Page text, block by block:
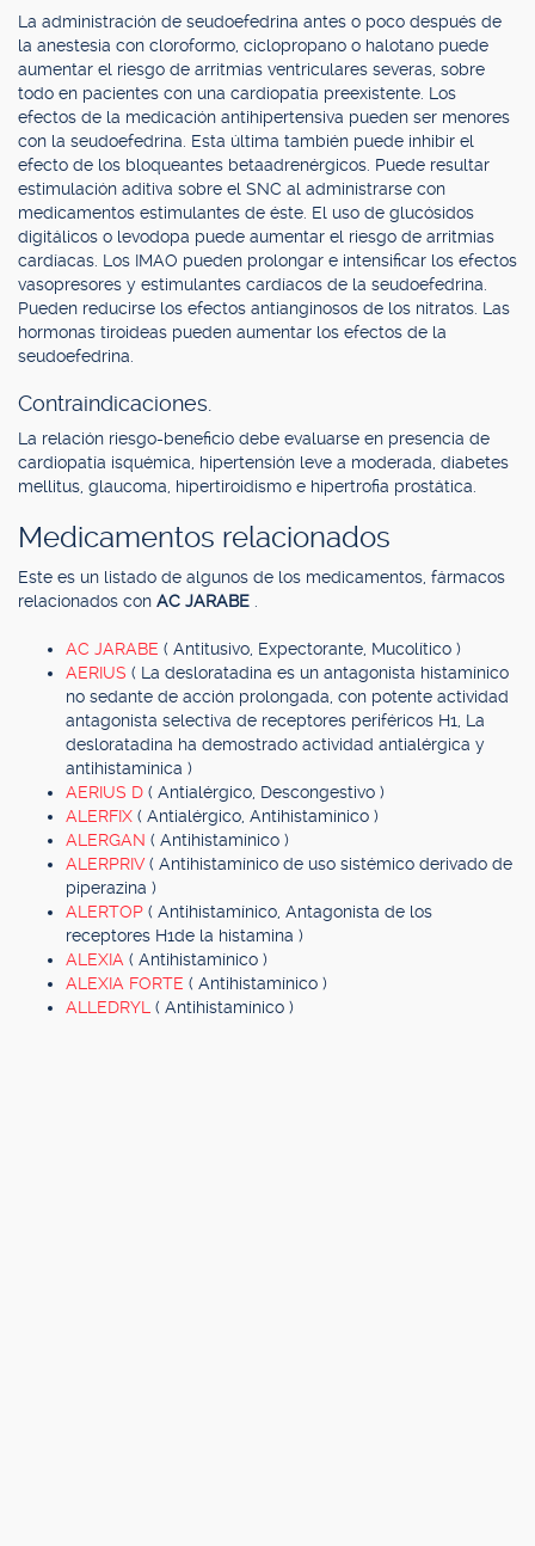
La administración de seudoefedrina antes o poco después de
la anestesia con cloroformo, ciclopropano o halotano puede
aumentar el riesgo de arritmias ventriculares severas, sobre
todo en pacientes con una cardiopatía preexistente. Los
efectos de la medicación antihipertensiva pueden ser menores
con la seudoefedrina. Esta última también puede inhibir el
efecto de los bloqueantes betaadrenérgicos. Puede resultar
estimulación aditiva sobre el SNC al administrarse con
medicamentos estimulantes de éste. El uso de glucósidos
digitálicos o levodopa puede aumentar el riesgo de arritmias
cardíacas. Los IMAO pueden prolongar e intensificar los efectos
vasopresores y estimulantes cardíacos de la seudoefedrina.
Pueden reducirse los efectos antianginosos de los nitratos. Las
hormonas tiroideas pueden aumentar los efectos de la
seudoefedrina.
Contraindicaciones.
La relación riesgo-beneficio debe evaluarse en presencia de
cardiopatía isquémica, hipertensión leve a moderada, diabetes
mellitus, glaucoma, hipertiroidismo e hipertrofia prostática.
Medicamentos relacionados
Este es un listado de algunos de los medicamentos, fármacos
relacionados con AC JARABE
AC JARABE ( Antitusivo, Expectorante, Mucolítico )
AERIUS ( La desloratadina es un antagonista histamínico
no sedante de acción prolongada, con potente actividad
antagonista selectiva de receptores periféricos H1, La
desloratadina ha demostrado actividad antialérgica y
antihistamínica )
AERIUS D ( Antialérgico, Descongestivo )
ALERFIX ( Antialérgico, Antihistamínico )
ALERGAN ( Antihistamínico )
ALERPRIV( Antihistamínico de uso sistémico derivado de
piperazina )
ALERTOP ( Antihistamínico, Antagonista de los
receptores H1de la histamina )
ALEXIA ( Antihistamínico )
ALEXIA FORTE ( Antihistamínico )
ALLEDRYL ( Antihistamínico )